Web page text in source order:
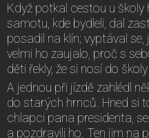
Když potkal cestou u školy
samotu, kde bydleli, dal
posadil na klín; vyptával se,
velmi ho zaujalo, proč s
děti řekly, že si nosí do
A jednou při jízdě zahlédl
do starých hrnců. Hned si
chlapci pana presidenta,
a pozdravili ho. Ten jim na